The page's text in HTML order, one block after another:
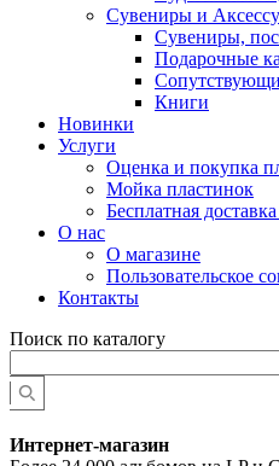
Сувениры и
Сувениры,
Подарочные
Книги
Новинки
Услуги
Оценка и покупка
Мойка пластинок
Бесплатная
О нас
О магазине
Пользовательское
Контакты
Поиск по каталогу
Интернет-магазин